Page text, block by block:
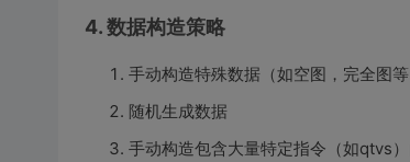
4. 数据构造策略
手动构造特殊数据（如空图，完全图
随机生成数据
手动构造包含大量特定指令（如qtvs